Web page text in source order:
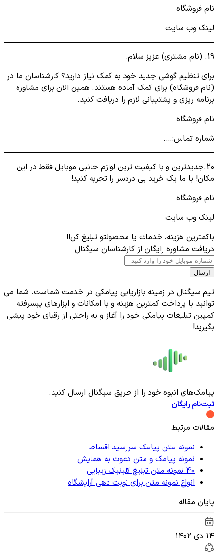
نام فروشگاه
لینک وب سایت
19. (نام مشتری) عزیز سلام.
برای تنظیم گوشی جدید خود به کمک نیاز دارید؟ کارشناسان ما در
(نام فروشگاه) برای کمک آماده هستند. همین الان برای مشاوره
برنامه ریزی و پشتیبانی لازم را دریافت کنید.
نام فروشگاه
شماره تماس:….
20.جدیدترین و با کیفیت ترین لوازم جانبی موبایل فقط در این
مکان! با ما یک خرید بی دردسر را تجربه کنید!
نام فروشگاه
لینک وب سایت
باکمترین هزینه، خدمات یا محصولتو تبلیغ کن!!
دریافت مشاوره رایگان از کارشناسان سیگنال
ارسال
تیم سیگنال در زمینه بازاریابی پیامکی در خدمت شماست. شما می
توانید با پرداخت کمترین هزینه و با امکانات و ابزارهای پیسرفته
کمپین تبلیغات پیامکی خود را آغاز و به راحتی از رقبای خود پیشی
بگیرید!
پیامک‌های انبوه خود را از طریق سیگنال ارسال کنید.
ثبت‌نام رایگان
مقالات مرتبط
نمونه متن پیامک سررسید اقساط
نمونه پیامک و متن دعوت به همایش
40 نمونه متن تبلیغ کلینیک زیبایی
انواع نمونه متن برای نوبت دهی آرایشگاه
پایان مقاله
۱۴ دی ۱۴۰۲